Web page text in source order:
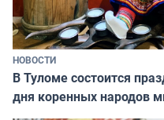
НОВОСТИ
В Туломе состоится
дня коренных народов